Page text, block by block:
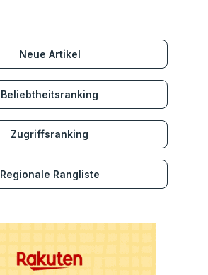
Neue Artikel
Beliebtheitsranking
Zugriffsranking
Regionale Rangliste